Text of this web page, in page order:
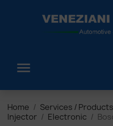

Home Services / Products
Injector
Electronic